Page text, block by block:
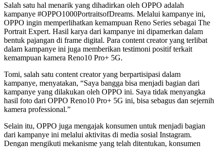
Salah satu hal menarik yang dihadirkan oleh OPPO adalah
kampanye #OPPO1000PortraitsofDreams. Melalui kampanye ini,
OPPO ingin memperlihatkan kemampuan Reno Series sebagai The
Portrait Expert. Hasil karya dari kampanye ini dipamerkan dalam
bentuk pajangan di frame digital. Para content creator yang terlibat
dalam kampanye ini juga memberikan testimoni positif terkait
kemampuan kamera Reno10 Pro+ 5G.
Tomi, salah satu content creator yang berpartisipasi dalam
kampanye, menyatakan, “Saya bangga bisa menjadi bagian dari
kampanye yang dilakukan oleh OPPO ini. Saya tidak menyangka
hasil foto dari OPPO Reno10 Pro+ 5G ini, bisa sebagus dan sejernih
kamera professional.”
Selain itu, OPPO juga mengajak konsumen untuk menjadi bagian
dari kampanye ini melalui aktivitas di media sosial Instagram.
Dengan mengikuti mekanisme yang telah ditentukan, konsumen